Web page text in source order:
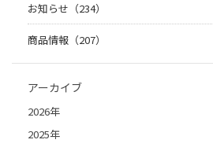
お知らせ（234）
商品情報（207）
アーカイブ
2026年
2025年